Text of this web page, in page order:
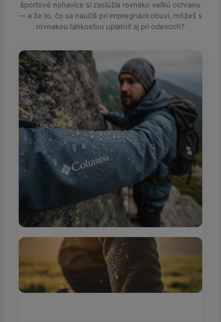
športové nohavice si zaslúžia rovnako veľkú ochranu
— a že to, čo sa naučíš pri impregnácii obuvi, môžeš s
rovnakou ľahkosťou uplatniť aj pri odevoch?